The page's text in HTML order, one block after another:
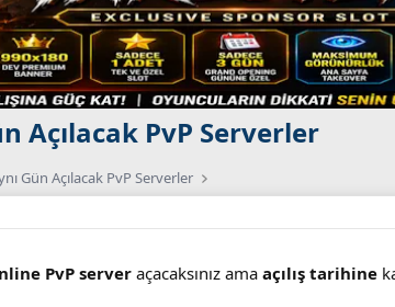
Açılacak PvP Serverler
Gün Açılacak PvP Serverler
PvP server açacaksınız ama açılış tarihine